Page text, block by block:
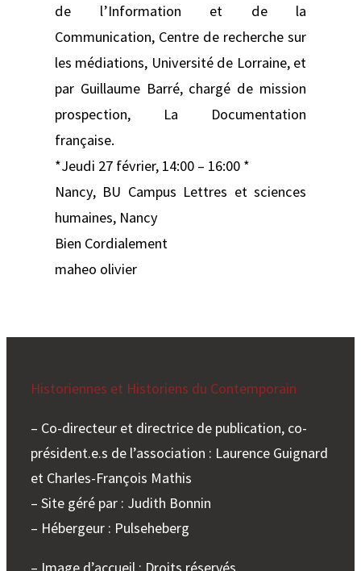
de l’Information et de la
Communication, Centre de recherche sur
les médiations, Université de Lorraine, et
par Guillaume Barré, chargé de mission
prospection, La Documentation
française.
*Jeudi 27 février, 14:00 – 16:00 *
Nancy, BU Campus Lettres et sciences
humaines, Nancy
Bien Cordialement
maheo olivier
Historiennes et Historiens du Contemporain
– Co-directeur et directrice de publication, co-
président.e.s de l’association : Laurence Guignard
et Charles-François Mathis
– Site géré par : Judith Bonnin
– Hébergeur : Pulseheberg